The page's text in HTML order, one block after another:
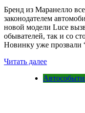
Бренд из Маранелло
законодателем
новой модели Luce
обывателей, так и со
Новинку уже прозвали
Читать далее